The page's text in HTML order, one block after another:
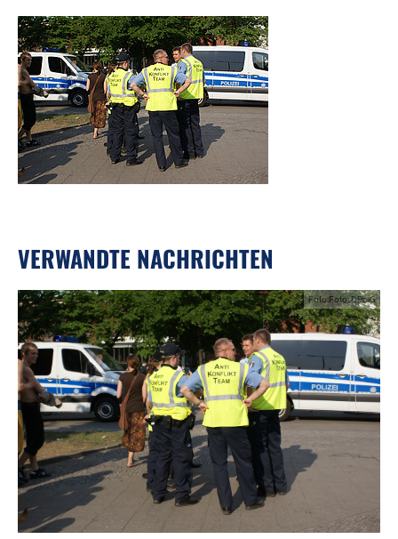
VERWANDTE NACHRICHTEN
Foto:Foto: DPolG